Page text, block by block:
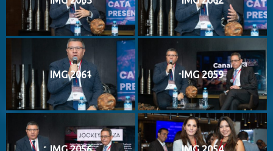
IMG 2061 IMG 2059